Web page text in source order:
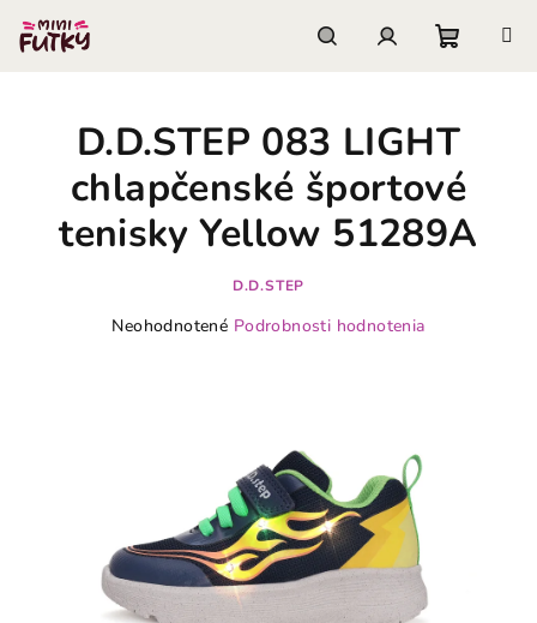
obsah
košík
D.D.STEP 083 LIGHT
chlapčenské športové
tenisky Yellow 51289A
D.D.STEP
Priemerné
Neohodnotené Podrobnosti hodnotenia